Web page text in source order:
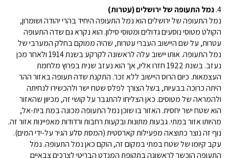
4. נמל התעופה של ירושלים (עטרות)
נמל התעופה של ירושלים הוא נמל התעופה היחיד בהרי יהודה ושומרון,
הקולט מטוסי נוסעים גדולים ומטוסי סילון. הוא נקרא גם שדה התעופה
עטרות, על שם היישוב העברי עטרות, שהיה ממוקם בחלק המערבי של
נמל התעופה. אותו יישוב עלה לראשונה לקרקע בשנת 1914 ולאחר מכן
נעזב. בשנת 1922 חזרו אליו, אך הוא נעזב שנית בפרוץ מלחמת
העצמאות. כיום הרוס היישוב ללא זכר. התקנת שדה תעופה באזור ההר
היתה כרוכה בבעיות, בשל הצורך לפלס שטח ישר ולהכשירו לנחיתה
ולהמראה של מטוסים. כאן הצליחו להתגבר על קושי זה, מכיוון שהאזור
הוא שטח ישר יחסית. האזור בו שוכן נמל התעופה מכונה במת בית-אל,
מהיותו אזור במתי. גבעות מתונות ובקעות רחבות ורדודות מאפיינות אזור זה.
נוף זה נוצר כתוצאה מפעילות קארסטית (המסת סלע הגיר על-ידי המים).
עקב קיומו של שטח במתי במקום זה, הוקם כאן נמל התעופה. נמל
התעופה הוכשר לראשונה בתקופת המנדט הבריטי לצרכים צבאיים